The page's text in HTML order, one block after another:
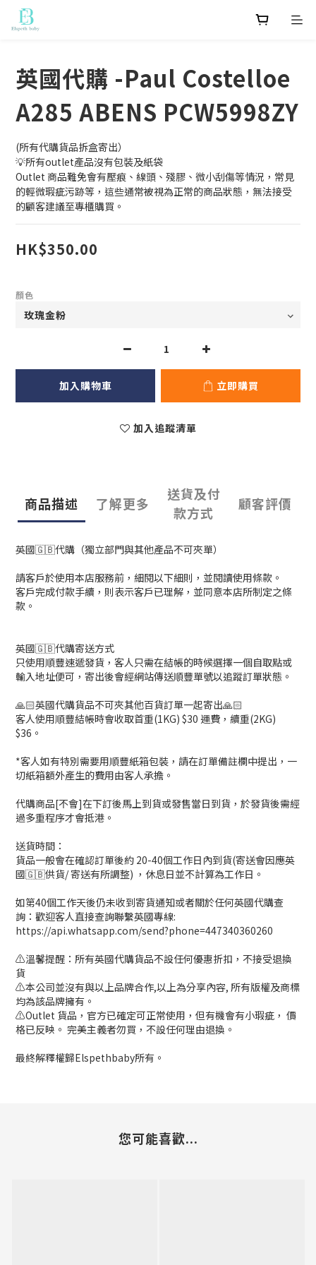
英國代購 -Paul Costelloe
A285 ABENS PCW5998ZY
(所有代購貨品拆盒寄出）
💡所有outlet產品沒有包裝及紙袋
Outlet 商品難免會有壓痕、線頭、殘膠、微小刮傷等情況，常見
的輕微瑕疵污跡等，這些通常被視為正常的商品狀態，無法接受
的顧客建議至專櫃購買。
HK$350.00
顏色
加入購物車 立即購買
加入追蹤清單
商品描述 了解更多
送貨及付
款方式
顧客評價
英國🇬🇧代購（獨立部門與其他產品不可夾單）
請客戶於使用本店服務前，細閱以下細則，並閱讀使用條款。
客戶完成付款手續，則表示客戶已理解，並同意本店所制定之條
款。
英國🇬🇧代購寄送方式
只使用順豐速遞發貨，客人只需在結帳的時候選擇一個自取點或
輸入地址便可，寄出後會經網站傳送順豐單號以追蹤訂單狀態。
🙏🏻英國代購貨品不可夾其他百貨訂單一起寄出🙏🏻
客人使用順豐結帳時會收取首重(1KG) $30 運費，續重(2KG)
$36。
*客人如有特別需要用順豐紙箱包裝，請在訂單備註欄中提出，一
切紙箱額外產生的費用由客人承擔。
代購商品[不會]在下訂後馬上到貨或發售當日到貨，於發貨後需經
過多重程序才會抵港。
送貨時間：
貨品一般會在確認訂單後約 20-40個工作日內到貨(寄送會因應英
國🇬🇧供貨/ 寄送有所調整) ，休息日並不計算為工作日。
如第40個工作天後仍未收到寄貨通知或者關於任何英國代購查
詢：歡迎客人直接查詢聯繫英國專線:
https://api.whatsapp.com/send?phone=447340360260
⚠️溫馨提醒：所有英國代購貨品不設任何優惠折扣，不接受退換
貨
⚠️本公司並沒有與以上品牌合作,以上為分享內容, 所有版權及商標
均為該品牌擁有。
⚠️Outlet 貨品，官方已確定可正常使用，但有機會有小瑕疵， 價
格已反映。 完美主義者勿買，不設任何理由退換。
最終解釋權歸Elspethbaby所有。
您可能喜歡...